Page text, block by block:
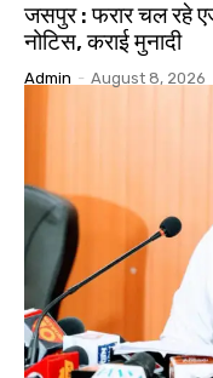
जसपुर : फरार चल रहे
नोटिस, कराई मुनादी
Admin - August 8, 2026